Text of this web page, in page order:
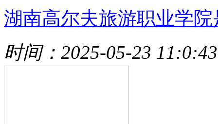
湖南高尔夫旅游职业学院
时间：2025-05-23 11:0:43